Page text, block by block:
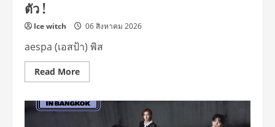
ตัว !
Ice witch 06 สิงหาคม 2026
aespa (เอสป้า) พิส
Read MoreRead
more
พิสูจน์
ความ